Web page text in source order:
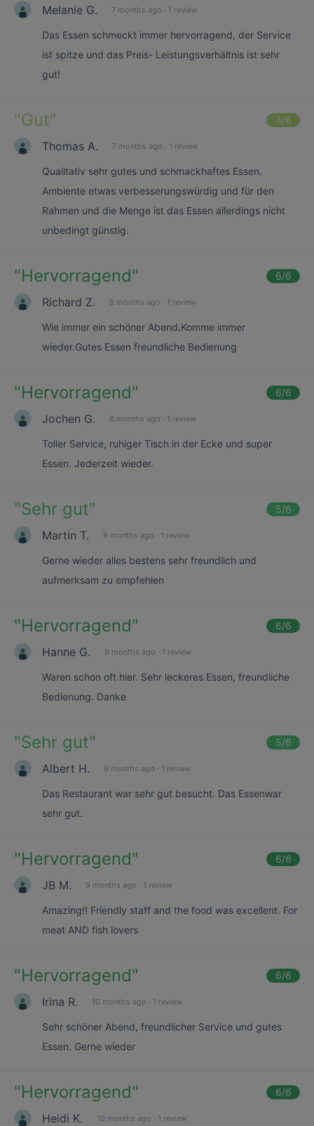
Melanie G. 7 months ago · 1 review
Das Essen schmeckt immer hervorragend, der Service
ist spitze und das Preis- Leistungsverhältnis ist sehr
gut!
"Gut" 4/6
Thomas A. 7 months ago · 1 review
Qualitativ sehr gutes und schmackhaftes Essen.
Ambiente etwas verbesserungswürdig und für den
Rahmen und die Menge ist das Essen allerdings nicht
unbedingt günstig.
"Hervorragend" 6/6
Richard Z. 8 months ago · 1 review
Wie immer ein schöner Abend.Komme immer
wieder.Gutes Essen freundliche Bedienung
"Hervorragend" 6/6
Jochen G. 8 months ago · 1 review
Toller Service, ruhiger Tisch in der Ecke und super
Essen. Jederzeit wieder.
"Sehr gut" 5/6
Martin T. 9 months ago · 1 review
Gerne wieder alles bestens sehr freundlich und
aufmerksam zu empfehlen
"Hervorragend" 6/6
Hanne G. 9 months ago · 1 review
Waren schon oft hier. Sehr leckeres Essen, freundliche
Bedienung. Danke
"Sehr gut" 5/6
Albert H. 9 months ago · 1 review
Das Restaurant war sehr gut besucht. Das Essenwar
sehr gut.
"Hervorragend" 6/6
JB M. 9 months ago · 1 review
Amazing!! Friendly staff and the food was excellent. For
meat AND fish lovers
"Hervorragend" 6/6
Irina R. 10 months ago · 1 review
Sehr schöner Abend, freundlicher Service und gutes
Essen. Gerne wieder
"Hervorragend" 6/6
Heidi K. 10 months ago · 1 review